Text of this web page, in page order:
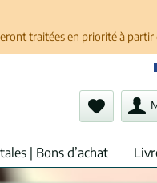
traitées en priorité à partir
| Bons d’achat